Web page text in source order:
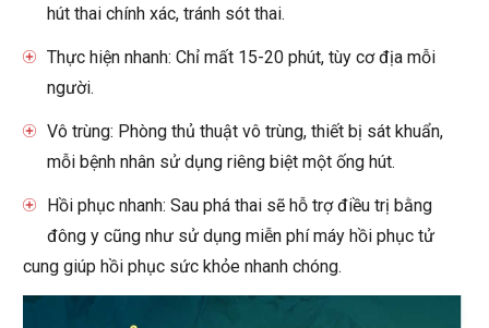
hút thai chính xác, tránh sót thai.
Thực hiện nhanh: Chỉ mất 15-20 phút, tùy cơ địa mỗi
người.
Vô trùng: Phòng thủ thuật vô trùng, thiết bị sát khuẩn,
mỗi bệnh nhân sử dụng riêng biệt một ống hút.
Hồi phục nhanh: Sau phá thai sẽ hỗ trợ điều trị bằng
đông y cũng như sử dụng miễn phí máy hồi phục tử
cung giúp hồi phục sức khỏe nhanh chóng.